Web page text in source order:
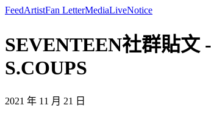
FeedArtistFan LetterMediaLiveNotice
SEVENTEEN社群貼文 -
S.COUPS
2021 年 11 月 21 日